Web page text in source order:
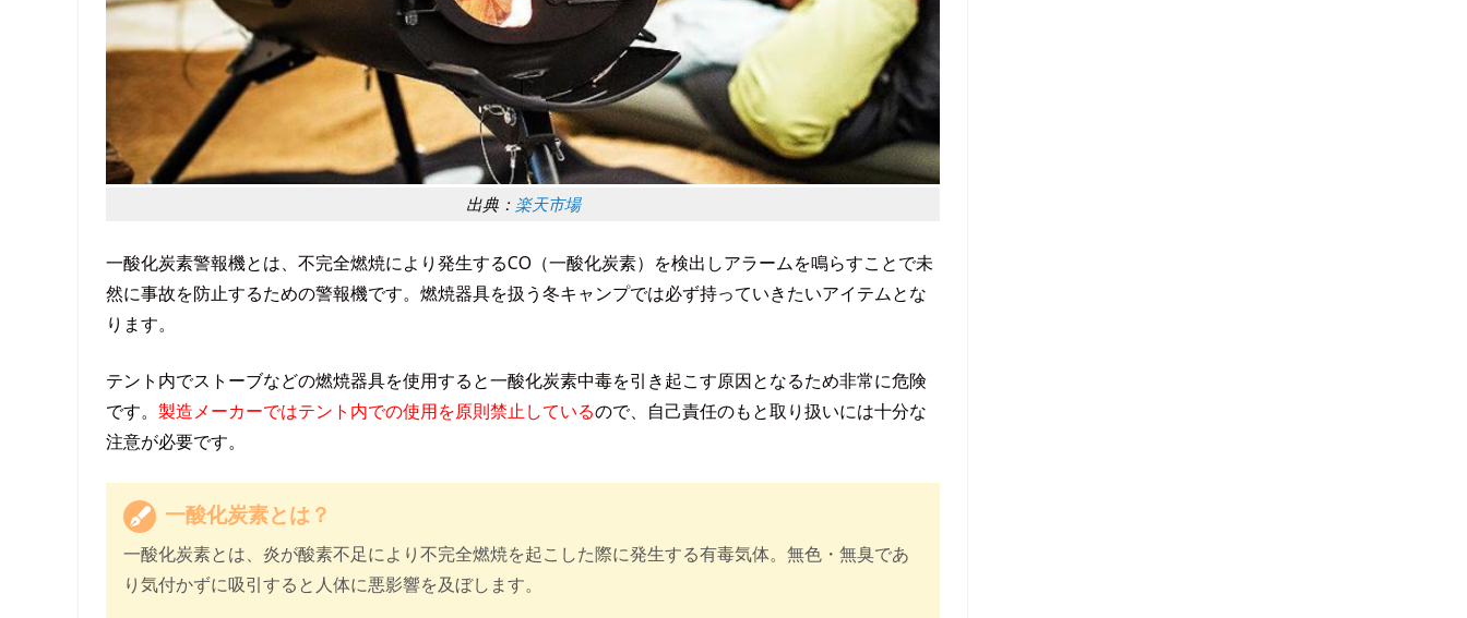
出典： 楽天市場
一酸化炭素警報機とは、不完全燃焼により発生するCO（一酸化炭素）を検出しアラームを鳴らすことで未
然に事故を防止するための警報機です。燃焼器具を扱う冬キャンプでは必ず持っていきたいアイテムとな
ります。
テント内でストーブなどの燃焼器具を使用すると一酸化炭素中毒を引き起こす原因となるため非常に危険
です。 製造メーカーではテント内での使用を原則禁止しているので、自己責任のもと取り扱いには十分な
注意が必要です。
一酸化炭素とは？
一酸化炭素とは、炎が酸素不足により不完全燃焼を起こした際に発生する有毒気体。無色・無臭であ
り気付かずに吸引すると人体に悪影響を及ぼします。